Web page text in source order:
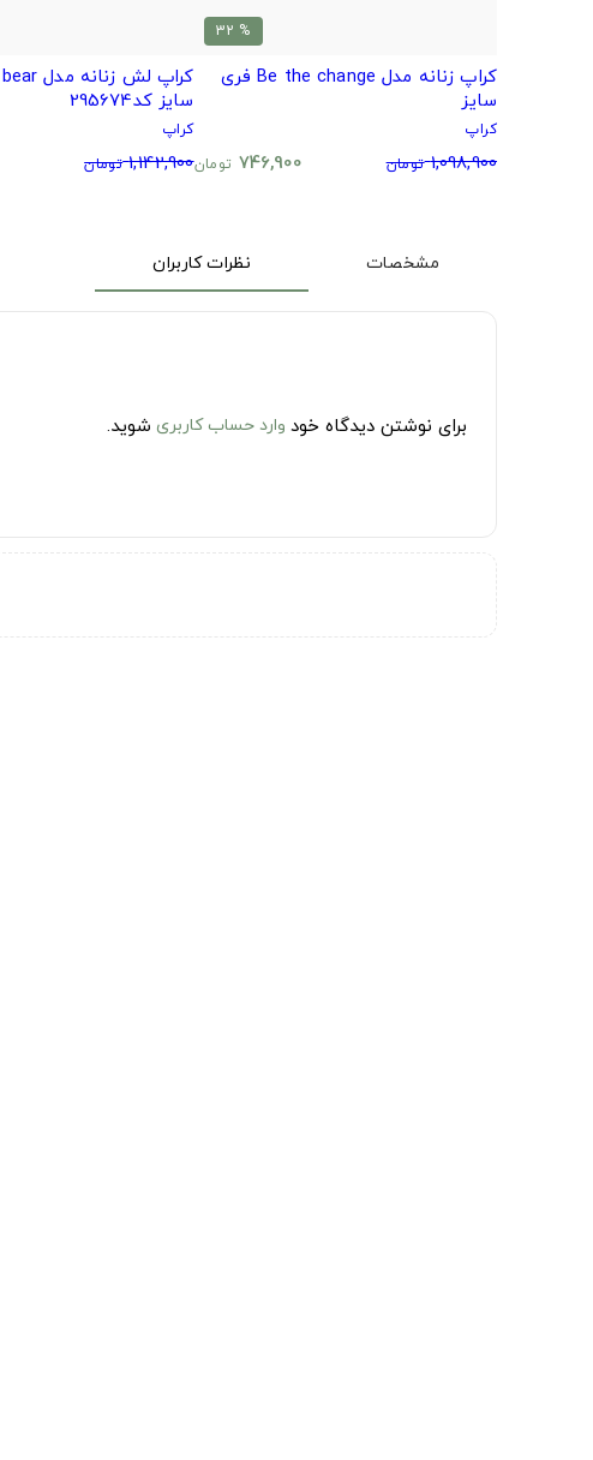
% 32
کراپ زنانه مدل Be the change فری
سایز
کراپ
1,098,900 تومان 746,900 تومان
سایز کد295674
کراپ
1,142,900 تومان
مشخصات نظرات کاربران
برای نوشتن دیدگاه خود وارد حساب کاربری شوید.